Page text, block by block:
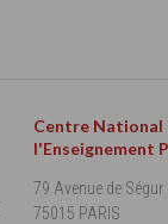
Centre National
l'Enseignement
79 Avenue de Ségur
75015 PARIS